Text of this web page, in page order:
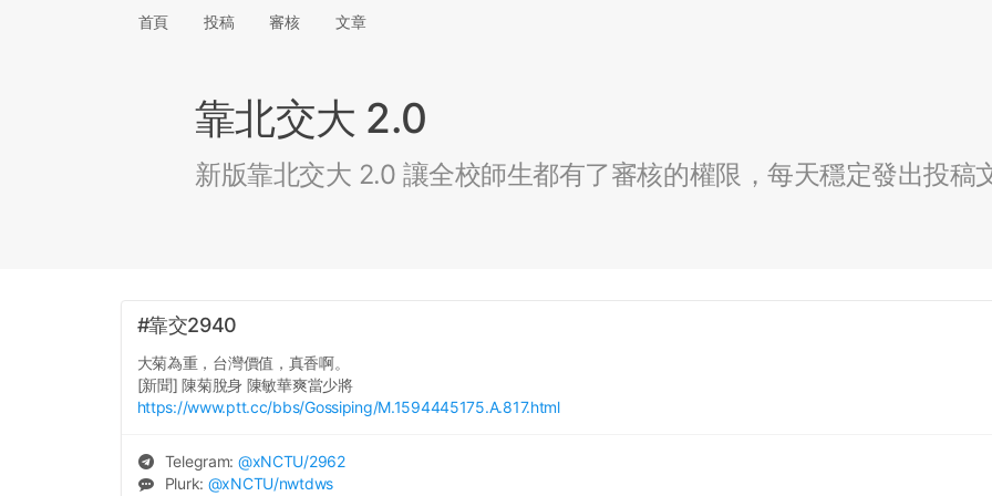
首頁 投稿 審核 文章
靠北交大 2.0
新版靠北交大 2.0 讓全校師生都有了審核的權限，每天穩定發出投稿
#靠交2940
大菊為重，台灣價值，真香啊。
[新聞] 陳菊脫身 陳敏華爽當少將
https://www.ptt.cc/bbs/Gossiping/M.1594445175.A.817.html
Telegram: @xNCTU/2962
Plurk: @xNCTU/nwtdws